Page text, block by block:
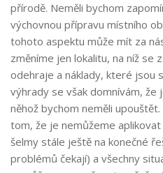
přírodě. Neměli bychom
výchovnou přípravu místního
tohoto aspektu může mít za
změníme jen lokalitu, na níž se
odehraje a náklady, které jsou
výhrady se však domnívám,
něhož bychom neměli
tom, že je nemůžeme aplikovat
šelmy stále ještě na konečné
problémů čekají) a všechny